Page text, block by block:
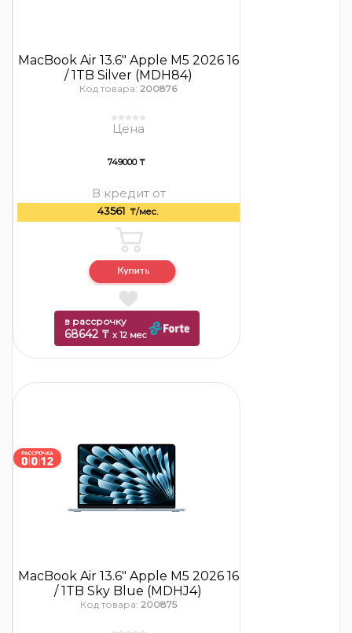
MacBook Air 13.6″ Apple M5 2026 16
/ 1TB Silver (MDH84)
Код товара: 200876
Цена
749000 ₸
В кредит от
43561 ₸/мес.
в рассрочку
68642 ₸ x 12 мес
MacBook Air 13.6″ Apple M5 2026 16
/ 1TB Sky Blue (MDHJ4)
Код товара: 200875